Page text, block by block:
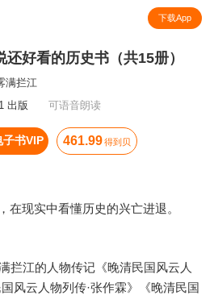
下载App
还好看的历史书（共15册）
满拦江
出版
可语音朗读
子书VIP 461.99 得到贝
在现实中看懂历史的兴亡进退。
拦江的人物传记《晚清民国风云人
风云人物列传·张作霖》《晚清民国